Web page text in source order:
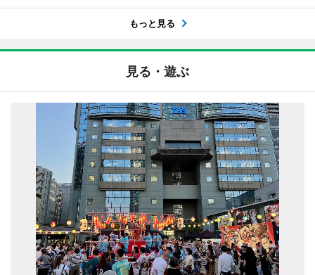
もっと見る
見る・遊ぶ